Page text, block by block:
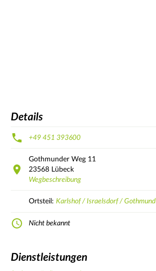
Details
+49 451 393600
Gothmunder Weg 11
23568 Lübeck
Wegbeschreibung
Ortsteil: Karlshof / Israelsdorf / Gothmund
Nicht bekannt
Dienstleistungen